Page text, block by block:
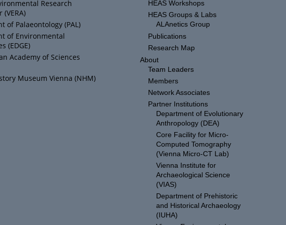
Research
of Palaeontology (PAL)
of Environmental
(EDGE)
Academy of Sciences
Museum Vienna (NHM)
HEAS Workshops
HEAS Groups & Labs
ALAnetics Group
Publications
Research Map
About
Team Leaders
Members
Network Associates
Partner Institutions
Department of Evolutionary
Anthropology (DEA)
Core Facility for Micro-
Computed Tomography
(Vienna Micro-CT Lab)
Vienna Institute for
Archaeological Science
(VIAS)
Department of Prehistoric
and Historical Archaeology
(IUHA)